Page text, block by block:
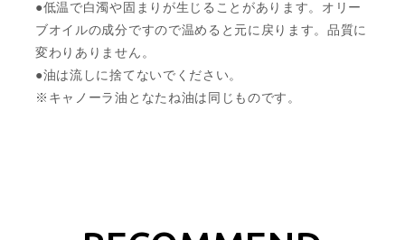
●低温で白濁や固まりが生じることがあります。オリー
ブオイルの成分ですので温めると元に戻ります。品質に
変わりありません。
●油は流しに捨てないでください。
※キャノーラ油となたね油は同じものです。